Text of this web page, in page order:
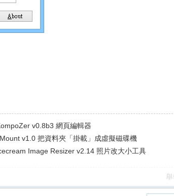
v0.8b3 網頁編輯器
v1.0 把資料夾「掛載」成虛擬磁碟機
Image Resizer v2.14 照片改大小工具